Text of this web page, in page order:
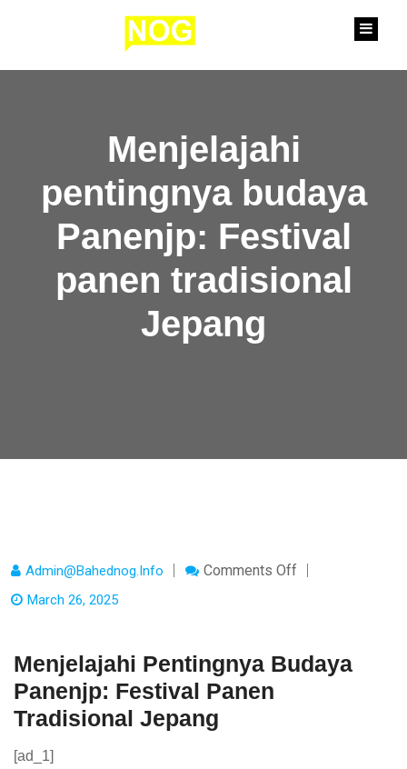
Menjelajahi
pentingnya budaya
Panenjp: Festival
panen tradisional
Jepang
Admin@bahednog.info Comments OffOn
Panen
Tradisional
March 26, 2025
Menjelajahi Pentingnya Budaya
Panenjp: Festival Panen
Tradisional Jepang
[ad_1]